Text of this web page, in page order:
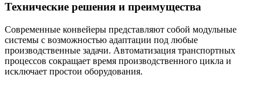
Технические решения и преимущества
Современные конвейеры представляют собой модульные
системы с возможностью адаптации под любые
производственные задачи. Автоматизация транспортных
процессов сокращает время производственного цикла и
исключает простои оборудования.